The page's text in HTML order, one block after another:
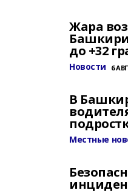
Жара
до +32
Новости 6
В
Местные